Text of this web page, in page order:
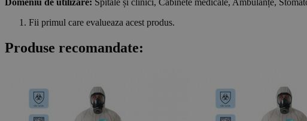
Domeniu de utilizare: Spitale și clinici, Cabinete medicale, Ambulanțe,
Fii primul care evalueaza acest produs.
Produse recomandate: